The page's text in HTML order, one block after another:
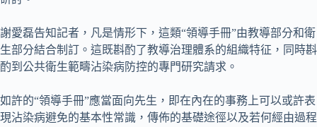
謝愛磊告知記者，凡是情形下，這類“領導手冊”由教導部分和衛
生部分結合制訂。這既斟酌了教導治理體系的組織特征，同時斟
酌到公共衛生範疇沾染病防控的專門研究請求。
如許的“領導手冊”應當面向先生，即在內在的事務上可以或許表
現沾染病避免的基本性常識，傳佈的基礎途徑以及若何經由過程